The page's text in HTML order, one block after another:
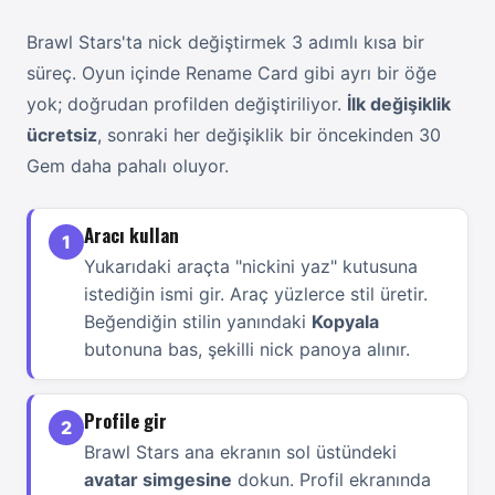
Brawl Stars'ta nick değiştirmek 3 adımlı kısa bir
süreç. Oyun içinde Rename Card gibi ayrı bir öğe
yok; doğrudan profilden değiştiriliyor. İlk değişiklik
ücretsiz, sonraki her değişiklik bir öncekinden 30
Gem daha pahalı oluyor.
1 Aracı kullan
Yukarıdaki araçta "nickini yaz" kutusuna
istediğin ismi gir. Araç yüzlerce stil üretir.
Beğendiğin stilin yanındaki Kopyala
butonuna bas, şekilli nick panoya alınır.
2 Profile gir
Brawl Stars ana ekranın sol üstündeki
avatar simgesine dokun. Profil ekranında